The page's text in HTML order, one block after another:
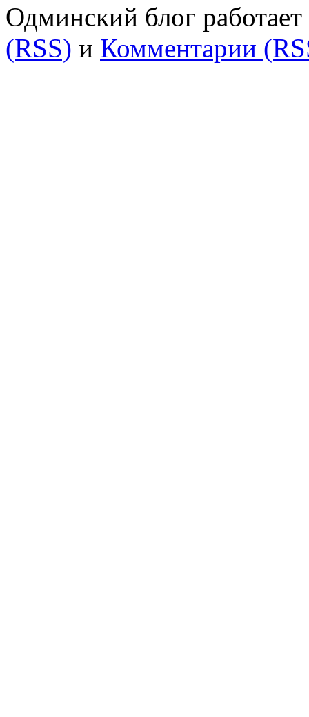
Одминский блог
(RSS) и Комментарии